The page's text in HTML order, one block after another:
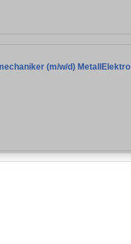
(m/w/d) MetallElektro